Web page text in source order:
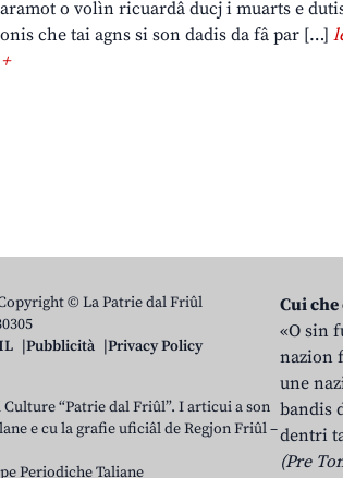
o volìn ricuardâ ducj i muarts e
che tai agns si son dadis da fâ par […]
© La Patrie dal Friûl
Pubblicità
Privacy Policy
“Patrie dal Friûl”. I articui a son
e cu la grafie uficiâl de Regjon Friûl –
Periodiche Taliane
Cui che
«O sin
nazion
une
bandis
dentri
(Pre